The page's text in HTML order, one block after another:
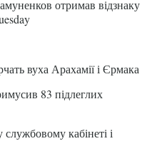
отримав відзнаку
вуха Арахамії і Єрмака
83 підлеглих
кабінеті і